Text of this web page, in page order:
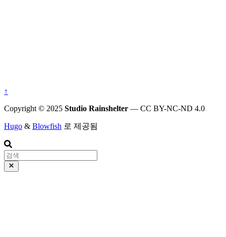
↑
Copyright © 2025 Studio Rainshelter — CC BY-NC-ND 4.0
Hugo & Blowfish 로 제공됨